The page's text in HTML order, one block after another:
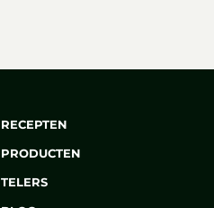
RECEPTEN
PRODUCTEN
TELERS